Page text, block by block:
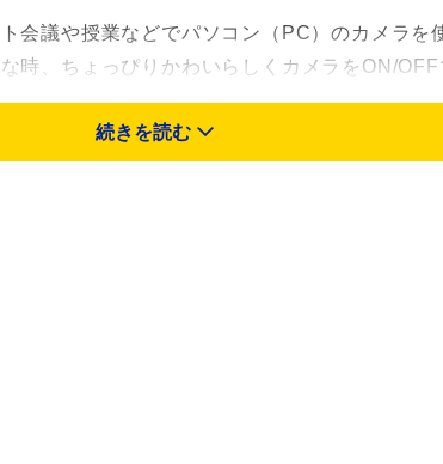
会議や授業などでパソコン（PC）のカメラを
時、ちょっぴりかわいらしくカメラをON/OFF
）で注目を集めている。
投稿しているミチル（@mitiruxxxｘ）さんは
続きを読む